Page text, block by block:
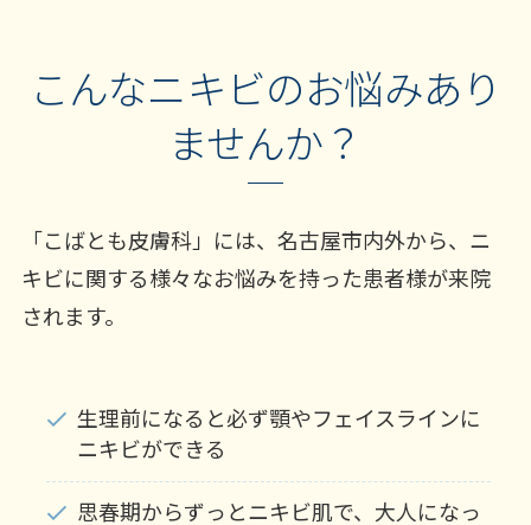
こんなニキビのお悩みあり
ませんか？
「こばとも皮膚科」には、名古屋市内外から、ニ
キビに関する様々なお悩みを持った患者様が来院
されます。
生理前になると必ず顎やフェイスラインに
ニキビができる
思春期からずっとニキビ肌で、大人になっ